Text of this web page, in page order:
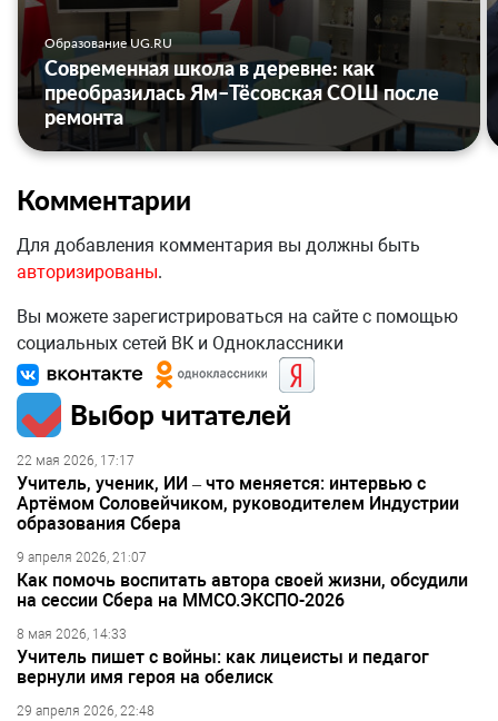
Образование UG.RU
Современная школа в деревне: как
преобразилась Ям–Тёсовская СОШ после
ремонта
Комментарии
Для добавления комментария вы должны быть
авторизированы.
Вы можете зарегистрироваться на сайте с помощью
социальных сетей ВК и Одноклассники
Выбор читателей
22 мая 2026, 17:17
Учитель, ученик, ИИ – что меняется: интервью с
Артёмом Соловейчиком, руководителем Индустрии
образования Сбера
9 апреля 2026, 21:07
Как помочь воспитать автора своей жизни, обсудили
на сессии Сбера на ММСО.ЭКСПО-2026
8 мая 2026, 14:33
Учитель пишет с войны: как лицеисты и педагог
вернули имя героя на обелиск
29 апреля 2026, 22:48